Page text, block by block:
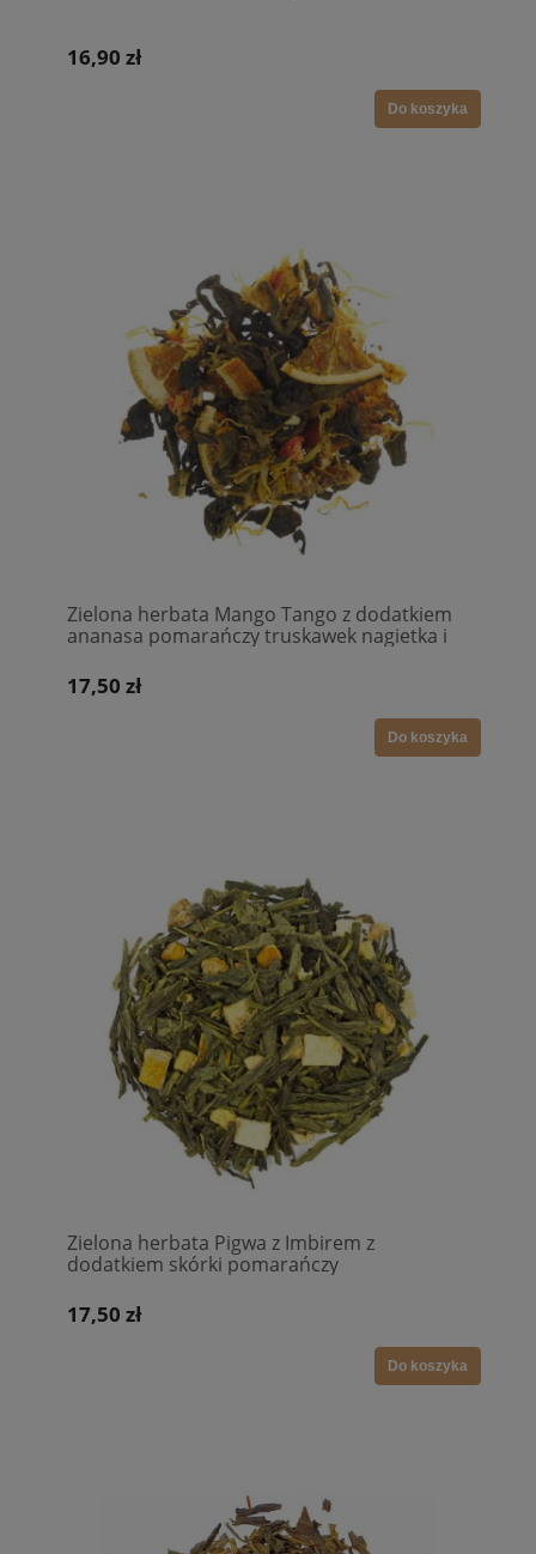
16,90 zł
Do koszyka
Zielona herbata Mango Tango z dodatkiem
ananasa pomarańczy truskawek nagietka i
17,50 zł
Do koszyka
Zielona herbata Pigwa z Imbirem z
dodatkiem skórki pomarańczy
17,50 zł
Do koszyka